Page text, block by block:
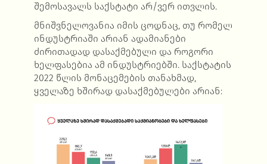
შემოსავალს საქსტატი არ/ვერ ითვლის.
მნიშვნელოვანია იმის ცოდნაც, თუ რომელ
ინდუსტრიაში არიან ადამიანები
ძირითადად დასაქმებული და როგორი
ხელფასებია ამ ინდუსტრიებში. საქსტატის
2022 წლის მონაცემების თანახმად,
ყველაზე ხშირად დასაქმებულები არიან: